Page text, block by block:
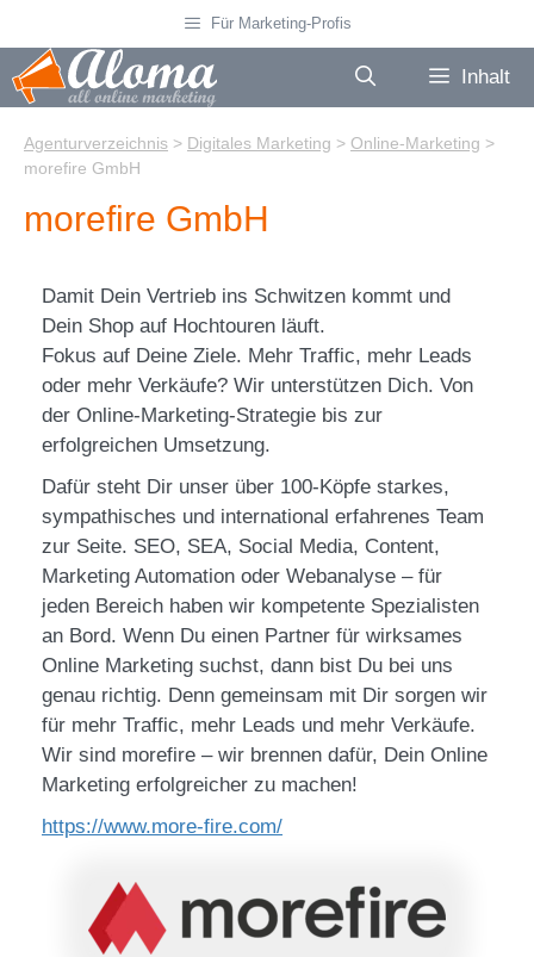
Inhalt
springen
Für Marketing-Profis
Inhalt
Agenturverzeichnis > Digitales Marketing > Online-Marketing >
morefire GmbH
morefire GmbH
Damit Dein Vertrieb ins Schwitzen kommt und
Dein Shop auf Hochtouren läuft.
Fokus auf Deine Ziele. Mehr Traffic, mehr Leads
oder mehr Verkäufe? Wir unterstützen Dich. Von
der Online-Marketing-Strategie bis zur
erfolgreichen Umsetzung.
Dafür steht Dir unser über 100-Köpfe starkes,
sympathisches und international erfahrenes Team
zur Seite. SEO, SEA, Social Media, Content,
Marketing Automation oder Webanalyse – für
jeden Bereich haben wir kompetente Spezialisten
an Bord. Wenn Du einen Partner für wirksames
Online Marketing suchst, dann bist Du bei uns
genau richtig. Denn gemeinsam mit Dir sorgen wir
für mehr Traffic, mehr Leads und mehr Verkäufe.
Wir sind morefire – wir brennen dafür, Dein Online
Marketing erfolgreicher zu machen!
https://www.more-fire.com/